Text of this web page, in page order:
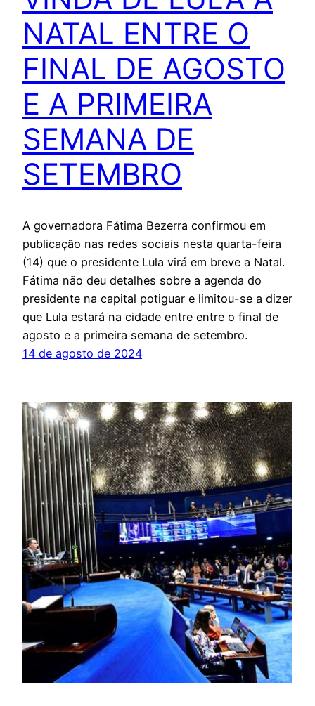
NATAL ENTRE O
FINAL DE AGOSTO
E A PRIMEIRA
SEMANA DE
SETEMBRO
A governadora Fátima Bezerra confirmou em
publicação nas redes sociais nesta quarta-feira
(14) que o presidente Lula virá em breve a Natal.
Fátima não deu detalhes sobre a agenda do
presidente na capital potiguar e limitou-se a dizer
que Lula estará na cidade entre entre o final de
agosto e a primeira semana de setembro.
14 de agosto de 2024